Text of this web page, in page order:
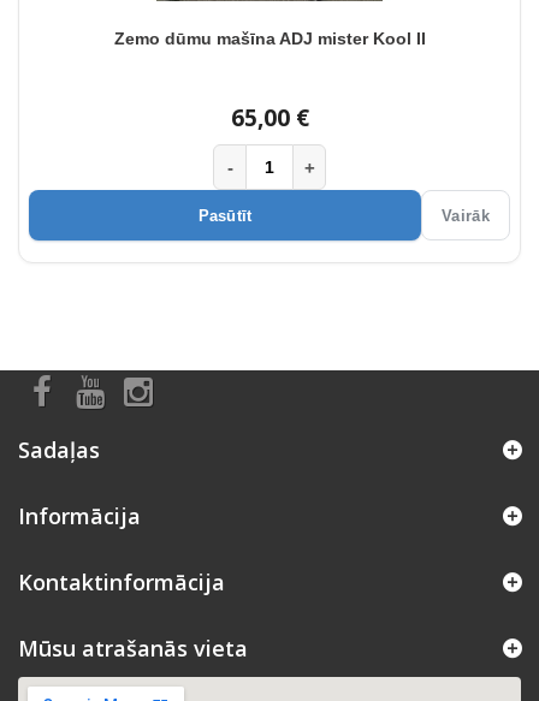
Zemo dūmu mašīna ADJ mister Kool II
65,00 €
- +
Pasūtīt Vairāk
Sadaļas
Informācija
Kontaktinformācija
Mūsu atrašanās vieta